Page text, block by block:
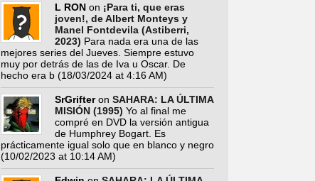
L RON on ¡Para ti, que eras
joven!, de Albert Monteys y
Manel Fontdevila (Astiberri,
2023) Para nada era una de las
mejores series del Jueves. Siempre estuvo
muy por detrás de las de Iva u Oscar. De
hecho era b (18/03/2024 at 4:16 AM)
SrGrifteron SAHARA: LA ÚLTIMA
MISIÓN (1995) Yo al final me
compré en DVD la versión antigua
de Humphrey Bogart. Es
prácticamente igual solo que en blanco y negro
(10/02/2023 at 10:14 AM)